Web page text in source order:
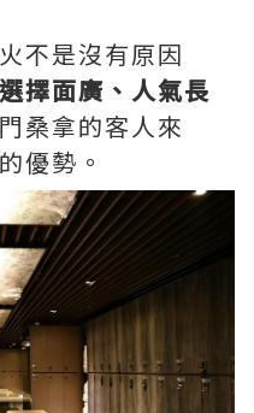
不是沒有原因
擇面廣、人氣長
桑拿的客人來
優勢。